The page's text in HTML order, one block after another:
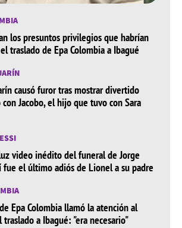
los presuntos privilegios que habrían
traslado de Epa Colombia a Ibagué
causó furor tras mostrar divertido
Jacobo, el hijo que tuvo con Sara
video inédito del funeral de Jorge
fue el último adiós de Lionel a su padre
Epa Colombia llamó la atención al
traslado a Ibagué: "era necesario"